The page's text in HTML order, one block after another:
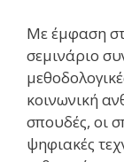
Με έμφαση
σεμινάριο
κοινωνική
σπουδές, οι
ψηφιακές